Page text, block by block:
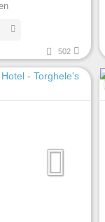
502